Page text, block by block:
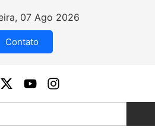
07 Ago 2026
Contato